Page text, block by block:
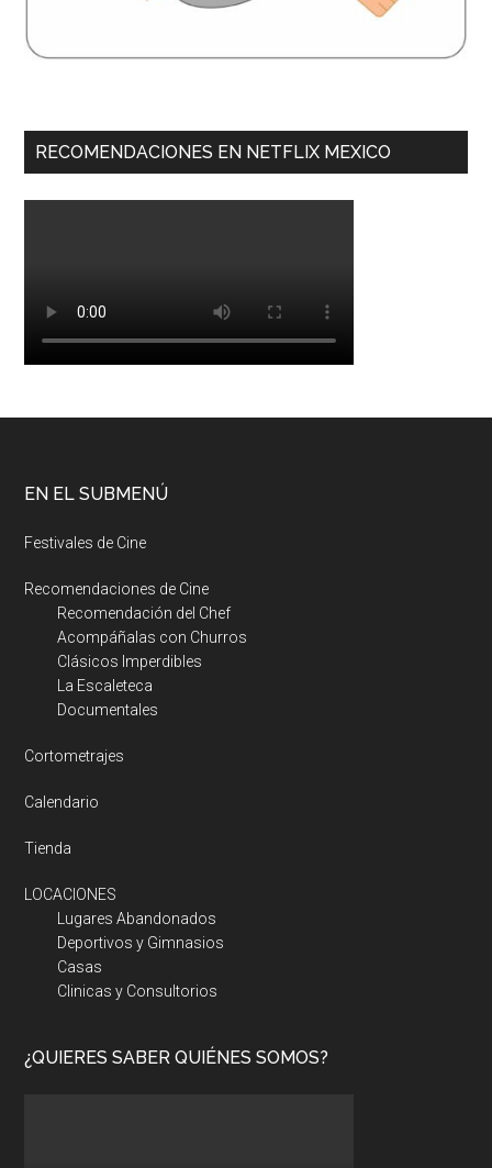
RECOMENDACIONES EN NETFLIX MEXICO
EN EL SUBMENÚ
Festivales de Cine
Recomendaciones de Cine
Recomendación del Chef
Acompáñalas con Churros
Clásicos Imperdibles
La Escaleteca
Documentales
Cortometrajes
Calendario
Tienda
LOCACIONES
Lugares Abandonados
Deportivos y Gimnasios
Casas
Clinicas y Consultorios
¿QUIERES SABER QUIÉNES SOMOS?